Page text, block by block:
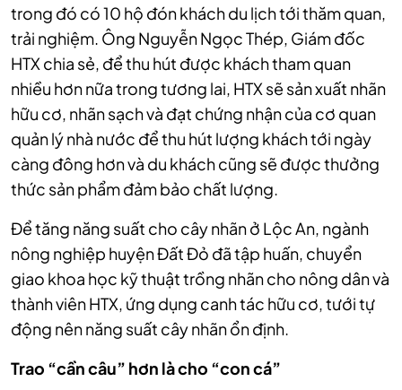
trong đó có 10 hộ đón khách du lịch tới thăm quan,
trải nghiệm. Ông Nguyễn Ngọc Thép, Giám đốc
HTX chia sẻ, để thu hút được khách tham quan
nhiều hơn nữa trong tương lai, HTX sẽ sản xuất nhãn
hữu cơ, nhãn sạch và đạt chứng nhận của cơ quan
quản lý nhà nước để thu hút lượng khách tới ngày
càng đông hơn và du khách cũng sẽ được thưởng
thức sản phẩm đảm bảo chất lượng.
Để tăng năng suất cho cây nhãn ở Lộc An, ngành
nông nghiệp huyện Đất Đỏ đã tập huấn, chuyển
giao khoa học kỹ thuật trồng nhãn cho nông dân và
thành viên HTX, ứng dụng canh tác hữu cơ, tưới tự
động nên năng suất cây nhãn ổn định.
Trao “cần câu” hơn làcho “con cá”